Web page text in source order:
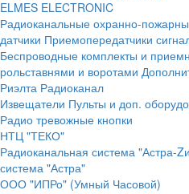
ELMES ELECTRONIC
Радиоканальные охранно-
датчики Приемопередатчики
Беспроводные комплекты и
рольставнями и воротами
Риэлта Радиоканал
Извещатели Пульты и доп.
Радио тревожные кнопки
НТЦ "ТЕКО"
Радиоканальная система "Астра-
система "Астра"
ООО "ИПРо" (Умный Часовой)